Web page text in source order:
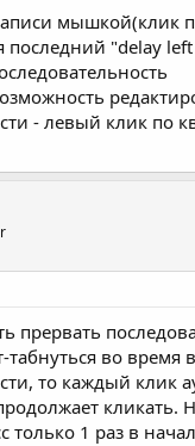
мышкой(клик
последний "delay
- левый клик по
прервать
табнуться во
то каждый клик
кликать.
только 1 раз в